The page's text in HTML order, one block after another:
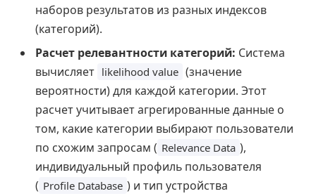
наборов результатов из разных индексов
(категорий).
Расчет релевантности категорий: Система
вычисляет likelihood value (значение
вероятности) для каждой категории. Этот
расчет учитывает агрегированные данные о
том, какие категории выбирают пользователи
по схожим запросам ( Relevance Data ),
индивидуальный профиль пользователя
( Profile Database ) и тип устройства